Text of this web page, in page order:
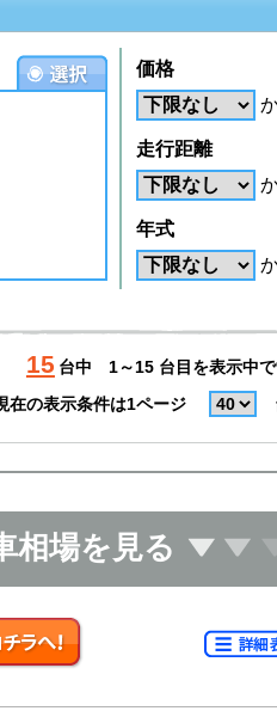
価格
走行距離
年式
15 台中
1～15 台目を表示中で
在の表示条件は1ページ
相場を見る